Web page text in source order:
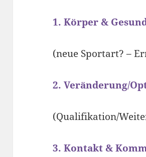
1. Körper &
(neue Sportart? –
2. Veränderung/
(Qualifikation/
3. Kontakt &